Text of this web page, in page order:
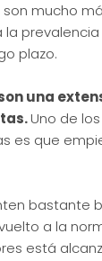
son mucho
plazo.
una
Uno de
es que
bastante
a la
está